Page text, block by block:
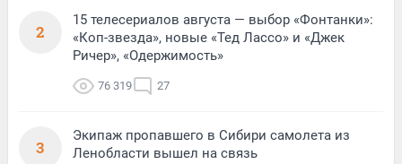
2
15 телесериалов августа — выбор «Фонтанки»:
«Коп-звезда», новые «Тед Лассо» и «Джек
Ричер», «Одержимость»
76 319 27
3
Экипаж пропавшего в Сибири самолета из
Ленобласти вышел на связь